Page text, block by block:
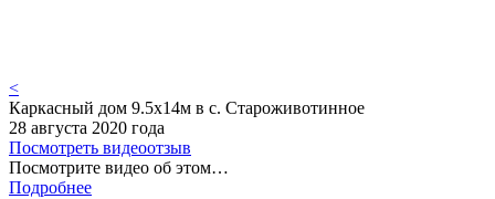
<
Каркасный дом 9.5х14м в с. Староживотинное
28 августа 2020 года
Посмотреть видеоотзыв
Посмотрите видео об этом…
Подробнее